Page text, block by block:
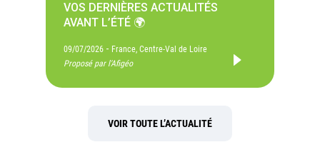
VOS DERNIÈRES ACTUALITÉS
AVANT L’ÉTÉ 🌍
09/07/2026 - France, Centre-Val de Loire
Proposé par l'Afigéo
VOIR TOUTE L’ACTUALITÉ